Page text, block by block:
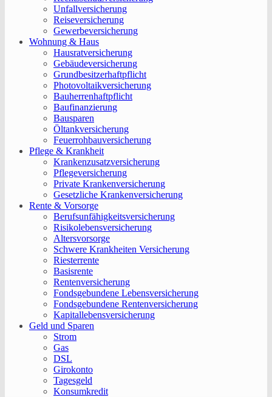
Unfallversicherung
Reiseversicherung
Gewerbeversicherung
Wohnung & Haus
Hausratversicherung
Gebäudeversicherung
Grundbesitzerhaftpflicht
Photovoltaikversicherung
Bauherrenhaftpflicht
Baufinanzierung
Bausparen
Öltankversicherung
Feuerrohbauversicherung
Pflege & Krankheit
Krankenzusatzversicherung
Pflegeversicherung
Private Krankenversicherung
Gesetzliche Krankenversicherung
Rente & Vorsorge
Berufs­unfähigkeitsversicherung
Risikolebensversicherung
Altersvorsorge
Schwere Krankheiten Versicherung
Riesterrente
Basisrente
Rentenversicherung
Fondsgebundene Lebensversicherung
Fondsgebundene Rentenversicherung
Kapitallebensversicherung
Geld und Sparen
Strom
Gas
DSL
Girokonto
Tagesgeld
Konsumkredit